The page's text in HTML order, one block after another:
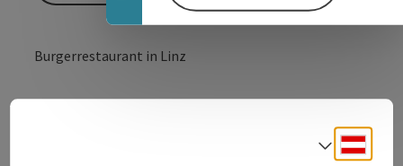
Burgerrestaurant in Linz